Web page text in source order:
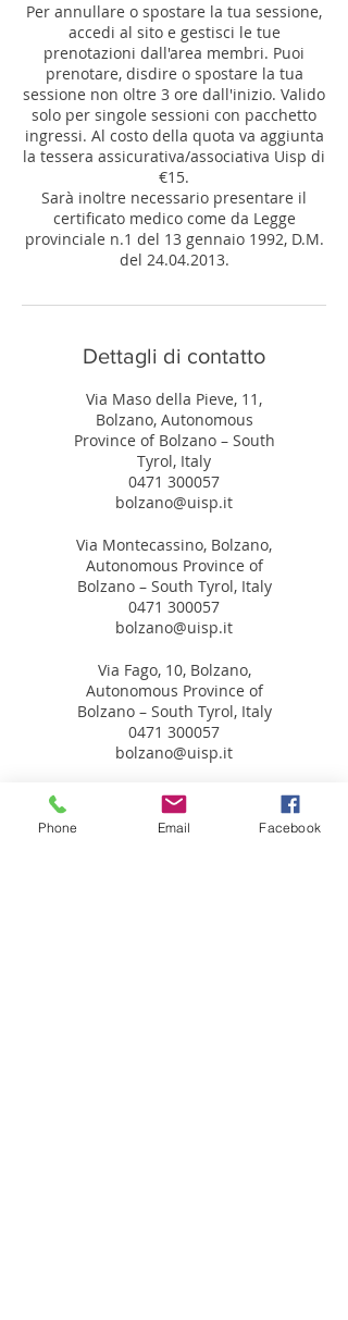
Per annullare o spostare la tua sessione,
accedi al sito e gestisci le tue
prenotazioni dall'area membri. Puoi
prenotare, disdire o spostare la tua
sessione non oltre 3 ore dall'inizio. Valido
solo per singole sessioni con pacchetto
ingressi. Al costo della quota va aggiunta
la tessera assicurativa/associativa Uisp di
€15.
Sarà inoltre necessario presentare il
certificato medico come da Legge
provinciale n.1 del 13 gennaio 1992, D.M.
del 24.04.2013.
Dettagli di contatto
Via Maso della Pieve, 11,
Bolzano, Autonomous
Province of Bolzano – South
Tyrol, Italy
0471 300057
bolzano@uisp.it
Via Montecassino, Bolzano,
Autonomous Province of
Bolzano – South Tyrol, Italy
0471 300057
bolzano@uisp.it
Via Fago, 10, Bolzano,
Autonomous Province of
Bolzano – South Tyrol, Italy
0471 300057
bolzano@uisp.it
Via Guncina, 4, Bolzano,
Autonomous Province of
Bolzano – South Tyrol, Italy
Phone Email Facebook